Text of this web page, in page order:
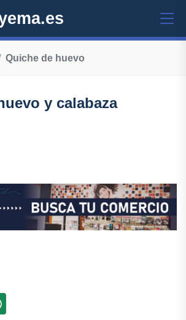
Quiche de huevo
y calabaza